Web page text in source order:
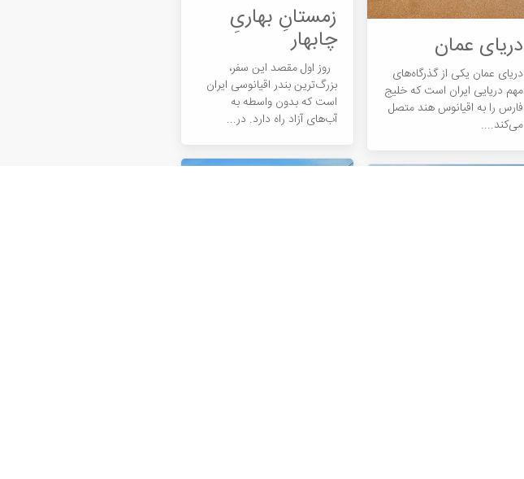
دریای عمان
دریای عمان یکی از گذرگاه‌های
مهم دریایی ایران است که خلیج
فارس را به اقیانوس هند متصل
می‌کند....
زمستانِ بهاریِ
چابهار
روز اول مقصد این سفر،
بزرگ‌ترین بندر اقیانوسی ایران
است که بدون واسطه به
آب‌های آزاد راه دارد. در...